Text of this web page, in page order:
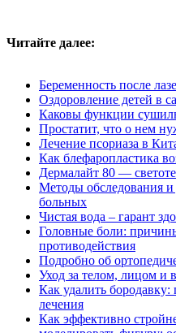
Читайте далее:
Беременность после
Оздоровление детей в
Каковы функции
Простатит, что о нем
Лечение псориаза в
Как блефаропластика
Дермалайт 80 —
Методы обследования и
больных
Чистая вода – гарант
Головные боли:
противодействия
Подробно об
Уход за телом, лицом и
Как удалить
лечения
Как эффективно